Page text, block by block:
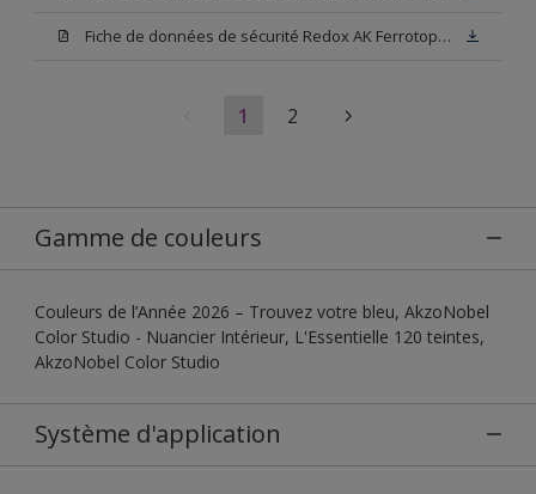
Fiche de données de sécurité Redox AK Ferrotop Blanc
1 2
Gamme de couleurs
Couleurs de l’Année 2026 – Trouvez votre bleu, AkzoNobel
Color Studio - Nuancier Intérieur, L'Essentielle 120 teintes,
AkzoNobel Color Studio
Système d'application